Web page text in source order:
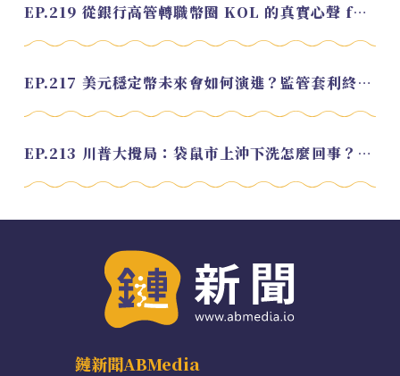
EP.219 從銀行高管轉職幣圈 KOL 的真實心聲 feat.龜大
EP.217 美元穩定幣未來會如何演進？監管套利終將收斂？feat. 研究員 余哲安
EP.213 川普大攪局：袋鼠市上沖下洗怎麼回事？feat. Alvin
鏈新聞ABMedia